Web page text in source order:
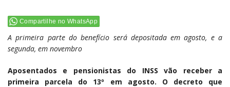
Compartilhe no WhatsApp
A primeira parte do benefício será depositada em agosto, e a
segunda, em novembro
Aposentados e pensionistas do INSS vão receber a
primeira parcela do 13º em agosto. O decreto que